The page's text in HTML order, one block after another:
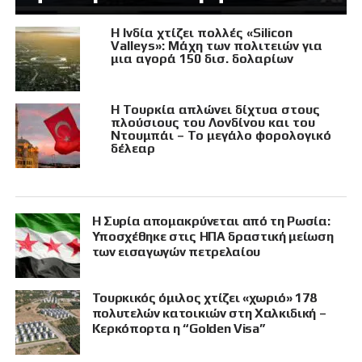
Η Ινδία χτίζει πολλές «Silicon
Valleys»: Μάχη των πολιτειών για
μια αγορά 150 δισ. δολαρίων
Η Τουρκία απλώνει δίχτυα στους
πλούσιους του Λονδίνου και του
Ντουμπάι – Το μεγάλο φορολογικό
δέλεαρ
Η Συρία απομακρύνεται από τη Ρωσία:
Υποσχέθηκε στις ΗΠΑ δραστική μείωση
των εισαγωγών πετρελαίου
Τουρκικός όμιλος χτίζει «χωριό» 178
πολυτελών κατοικιών στη Χαλκιδική –
Κερκόπορτα η “Golden Visa”